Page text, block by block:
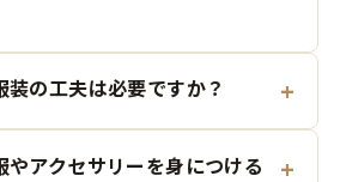
の工夫は必要ですか？
やアクセサリーを身につける